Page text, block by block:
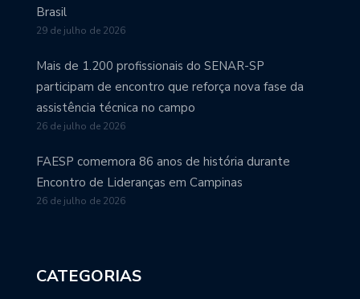
Brasil
29 de julho de 2026
Mais de 1.200 profissionais do SENAR-SP
participam de encontro que reforça nova fase da
assistência técnica no campo
26 de julho de 2026
FAESP comemora 86 anos de história durante
Encontro de Lideranças em Campinas
26 de julho de 2026
CATEGORIAS